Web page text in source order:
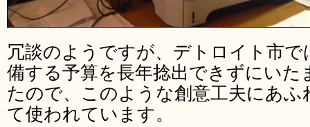
冗談のようですが、デトロイト市
備する予算を長年捻出できずにいた
たので、このような創意工夫にあ
て使われています。